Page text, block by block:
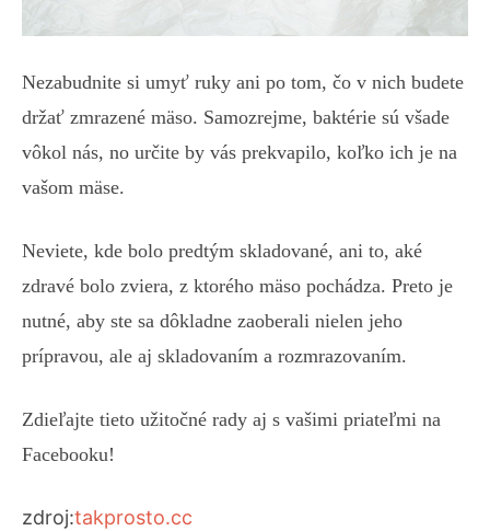
Nezabudnite si umyť ruky ani po tom, čo v nich budete
držať zmrazené mäso. Samozrejme, baktérie sú všade
vôkol nás, no určite by vás prekvapilo, koľko ich je na
vašom mäse.
Neviete, kde bolo predtým skladované, ani to, aké
zdravé bolo zviera, z ktorého mäso pochádza. Preto je
nutné, aby ste sa dôkladne zaoberali nielen jeho
prípravou, ale aj skladovaním a rozmrazovaním.
Zdieľajte tieto užitočné rady aj s vašimi priateľmi na
Facebooku!
zdroj:takprosto.cc